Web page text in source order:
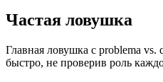
Частая ловушка
Главная ловушка с problema vs.
быстро, не проверив роль